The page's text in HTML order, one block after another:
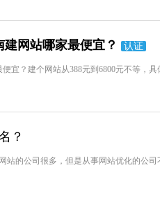
网站哪家最便宜？ 认证
宜？建个网站从388元到6800元不等，
？
站的公司很多，但是从事网站优化的公